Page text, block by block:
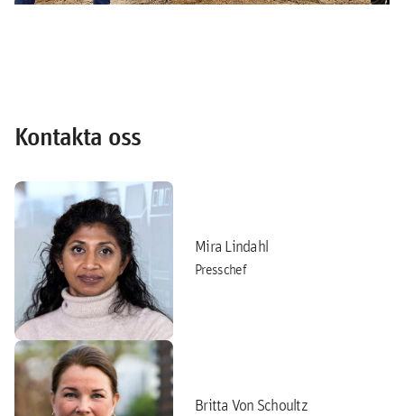
Kontakta oss
Mira Lindahl
Presschef
Britta Von Schoultz